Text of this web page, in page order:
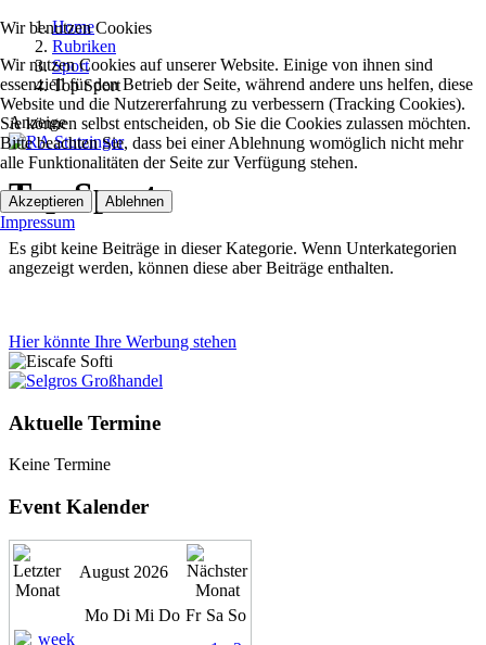
Home
Rubriken
Sport
Top Sport
Anzeige
Top Sport
Es gibt keine Beiträge in dieser Kategorie. Wenn Unterkategorien
angezeigt werden, können diese aber Beiträge enthalten.
Hier könnte Ihre Werbung stehen
Aktuelle Termine
Keine Termine
Event Kalender
August 2026
Mo Di Mi Do Fr Sa So
Wir benutzen Cookies
Wir nutzen Cookies auf unserer Website. Einige von ihnen sind
essenziell für den Betrieb der Seite, während andere uns helfen, diese
Website und die Nutzererfahrung zu verbessern (Tracking Cookies).
Sie können selbst entscheiden, ob Sie die Cookies zulassen möchten.
Bitte beachten Sie, dass bei einer Ablehnung womöglich nicht mehr
alle Funktionalitäten der Seite zur Verfügung stehen.
Akzeptieren Ablehnen
Impressum